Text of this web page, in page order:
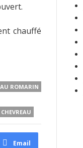
chauffé
ROMARIN
Email